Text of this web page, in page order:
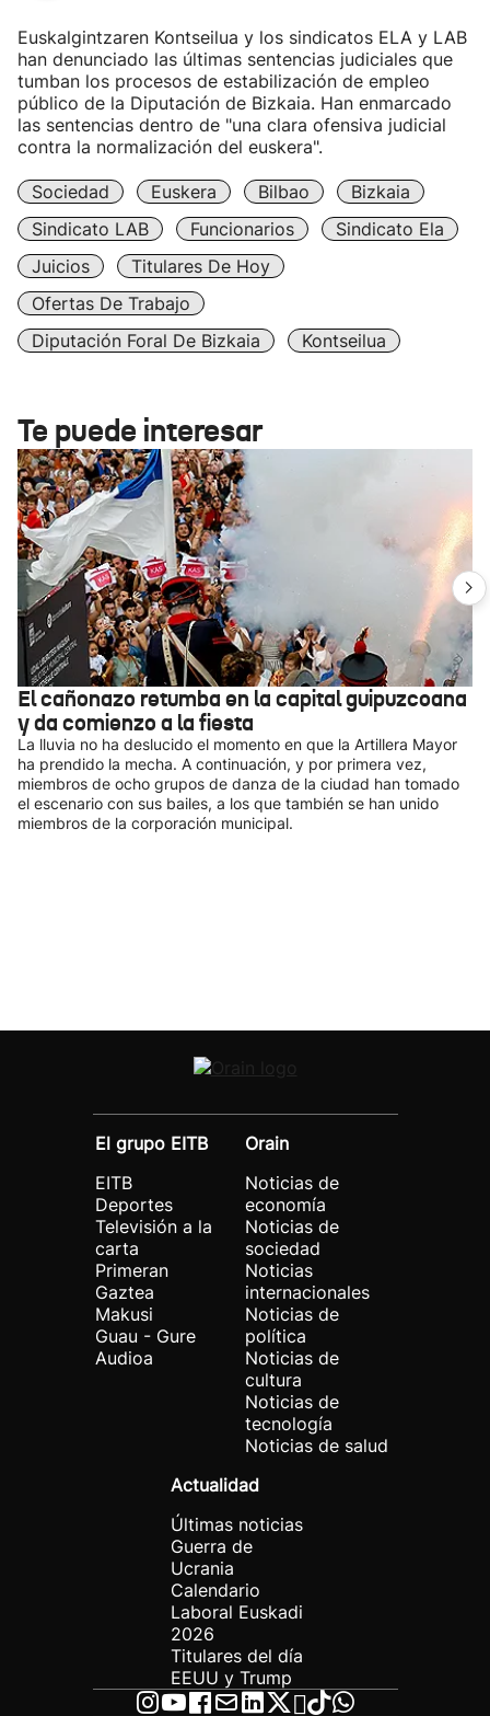
Euskalgintzaren Kontseilua y los sindicatos ELA y LAB
han denunciado las últimas sentencias judiciales que
tumban los procesos de estabilización de empleo
público de la Diputación de Bizkaia. Han enmarcado
las sentencias dentro de "una clara ofensiva judicial
contra la normalización del euskera".
Sociedad Euskera Bilbao
Bizkaia
Sindicato LAB
Funcionarios
Sindicato Ela
Juicios
Titulares De Hoy
Ofertas De Trabajo
Diputación Foral De Bizkaia
Kontseilua
Te puede interesar
El cañonazo retumba en la capital guipuzcoana
y da comienzo a la fiesta
La lluvia no ha deslucido el momento en que la Artillera Mayor
ha prendido la mecha. A continuación, y por primera vez,
miembros de ocho grupos de danza de la ciudad han tomado
el escenario con sus bailes, a los que también se han unido
miembros de la corporación municipal.
El grupo EITB
EITB
Deportes
Televisión a la
carta
Primeran
Gaztea
Makusi
Guau - Gure
Audioa
Orain
Noticias de
economía
Noticias de
sociedad
Noticias
internacionales
Noticias de
política
Noticias de
cultura
Noticias de
tecnología
Noticias de salud
Actualidad
Últimas noticias
Guerra de
Ucrania
Calendario
Laboral Euskadi
2026
Titulares del día
EEUU y Trump